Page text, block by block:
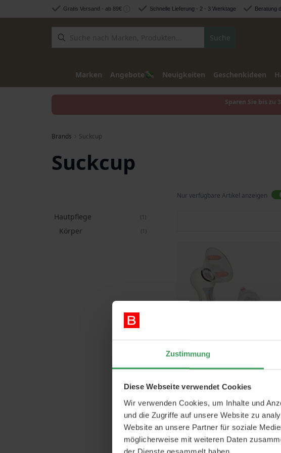
Zustimmung
Diese Webseite verwendet Cookies
Wir verwenden Cookies, um Inhalte und
und die Zugriffe auf unsere Website zu
Website an unsere Partner für soziale
möglicherweise mit weiteren Daten
Zum Inhalt springenGratis Versand - ab 89€ Schnelle Lieferung - 2 - 3 Werktage Beratung
Suche
Marken Angebote💸 Neuigkeiten Geschenkideen
Sparen Sie bis zu
Brands Suckcup
Suckcup
Hautpflege 1 Artikel
Körper 1 Artikel
Nur verfügbare Artikel anzeigen
SuckCup Anti Cellulite
Preis
12,75 €
In den Warenkorb